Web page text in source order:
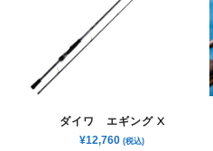
ダイワ エギング X
¥12,760 (税込)